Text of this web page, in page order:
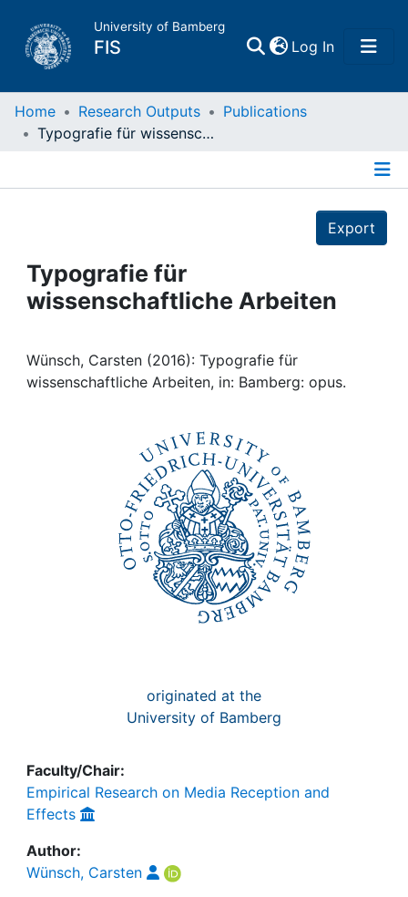
University of Bamberg
FIS Log In(current)
Home
Projects
People
Institutions
Home Research Outputs
Publications
Typografie für wissenschaftliche Arbeiten
Export
Typografie für
wissenschaftliche Arbeiten
Wünsch, Carsten (2016): Typografie für
wissenschaftliche Arbeiten, in: Bamberg: opus.
originated at the
University of Bamberg
Faculty/Chair:
Empirical Research on Media Reception and
Effects
Author:
Wünsch, Carsten